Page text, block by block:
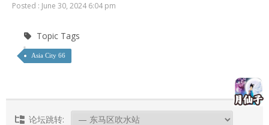
Posted : June 30, 2024 6:04 pm
Topic Tags
Asia City 66
论坛跳转: